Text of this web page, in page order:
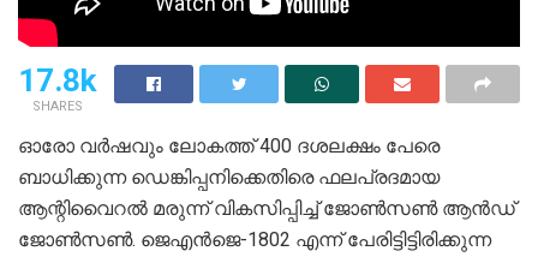
17.8k
SHARES
ഓരോ വർഷവും ലോകത്ത്‌ 400 ദശലക്ഷം പേരെ
ബാധിക്കുന്ന ഡെങ്കിപ്പനിക്കെതിരെ ഫലപ്രദമായ
ആന്റിവൈറൽ മരുന്ന്‌ വികസിപ്പിച്ച് ജോൺസൺ ആൻഡ്‌
ജോൺസൺ. ജെഎൻജെ-1802 എന്ന് പേരിട്ടിട്ടിരിക്കുന്ന